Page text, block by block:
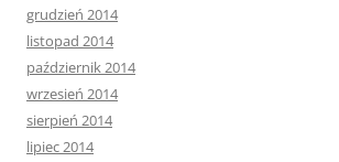
grudzień 2014
listopad 2014
październik 2014
wrzesień 2014
sierpień 2014
lipiec 2014